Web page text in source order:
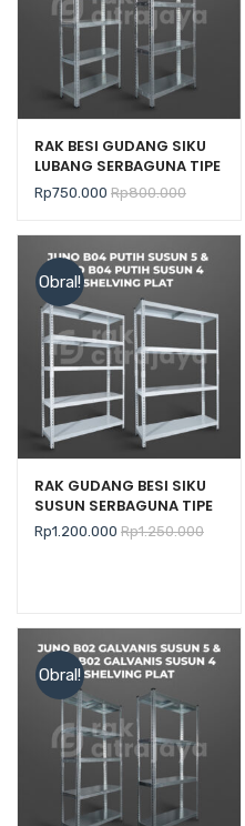
RAK BESI GUDANG SIKU
LUBANG SERBAGUNA TIPE
JUNO B01 GALVANIS –
SHELVING PLAT
Rp750.000 Rp800.000
Obral!
RAK GUDANG BESI SIKU
SUSUN SERBAGUNA TIPE
JUNO B04 PUTIH PLAT
SHELVING
Rp1.200.000 Rp1.250.000
Obral!